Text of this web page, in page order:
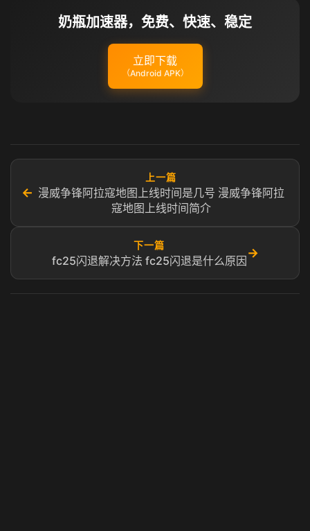
奶瓶加速器，免费、快速、稳定
立即下载
（Android APK）
←
上一篇
漫威争锋阿拉寇地图上线时间是几号 漫威争锋阿拉
寇地图上线时间简介
下一篇
fc25闪退解决方法 fc25闪退是什么原因
→